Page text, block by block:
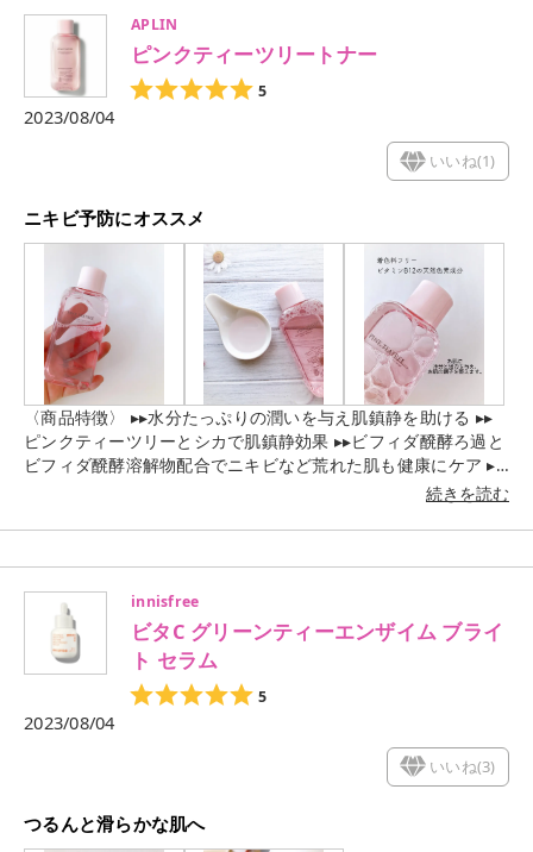
敏感肌の方はもちろん、肌が揺らいでいる時や一時的に肌に刺
激を感じる時におすすめです。
APLIN
ピンクティーツリートナー
5
2023/08/04
いいね(1)
ニキビ予防にオススメ
〈商品特徴〉 ▸▸水分たっぷりの潤いを与え肌鎮静を助ける ▸▸
ピンクティーツリーとシカで肌鎮静効果 ▸▸ビフィダ醗酵ろ過と
ビフィダ醗酵溶解物配合でニキビなど荒れた肌も健康にケア ▸▸
プロバイオテクス4種の複合成分 ▸▸乳酸菌が健康でしっとりし
ク色のトナーが女子力がup🙌💕するくらい可愛いいです(*^^*)
かり保湿を💡 私は毛穴が引き締まって肌が整う感じがとても良
く気に入りました‪。 ┈┈┈┈┈┈┈┈┈┈ 📍肌の炎症を抑える効果が期
待されるシカエキスが配合されているので肌疲れ、吹き出物が
出来やすい時にや、マスクの蒸れによるポツポツした吹き出
続きを読む
innisfree
ビタC グリーンティーエンザイム ブライ
ト セラム
5
2023/08/04
いいね(3)
つるんと滑らかな肌へ